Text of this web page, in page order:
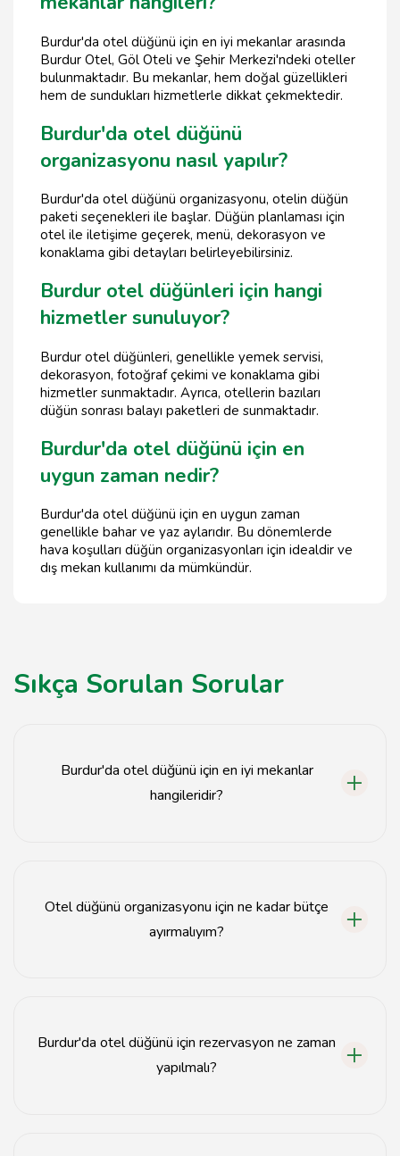
Burdur'da otel düğünü için en iyi mekanlar arasında
Burdur Otel, Göl Oteli ve Şehir Merkezi'ndeki oteller
bulunmaktadır. Bu mekanlar, hem doğal güzellikleri
hem de sundukları hizmetlerle dikkat çekmektedir.
Burdur'da otel düğünü
organizasyonu nasıl yapılır?
Burdur'da otel düğünü organizasyonu, otelin düğün
paketi seçenekleri ile başlar. Düğün planlaması için
otel ile iletişime geçerek, menü, dekorasyon ve
konaklama gibi detayları belirleyebilirsiniz.
Burdur otel düğünleri için hangi
hizmetler sunuluyor?
Burdur otel düğünleri, genellikle yemek servisi,
dekorasyon, fotoğraf çekimi ve konaklama gibi
hizmetler sunmaktadır. Ayrıca, otellerin bazıları
düğün sonrası balayı paketleri de sunmaktadır.
Burdur'da otel düğünü için en
uygun zaman nedir?
Burdur'da otel düğünü için en uygun zaman
genellikle bahar ve yaz aylarıdır. Bu dönemlerde
hava koşulları düğün organizasyonları için idealdir ve
dış mekan kullanımı da mümkündür.
Sıkça Sorulan Sorular
Burdur'da otel düğünü için en iyi mekanlar
hangileridir?
Otel düğünü organizasyonu için ne kadar bütçe
ayırmalıyım?
Burdur'da otel düğünü için rezervasyon ne zaman
yapılmalı?